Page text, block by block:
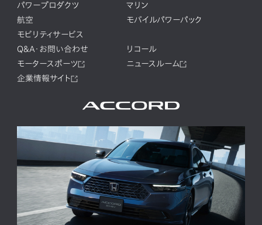
パワープロダクツ
マリン
航空
モバイルパワーパック
モビリティサービス
Q&A・お問い合わせ
リコール
モータースポーツ
ニュースルーム
企業情報サイト